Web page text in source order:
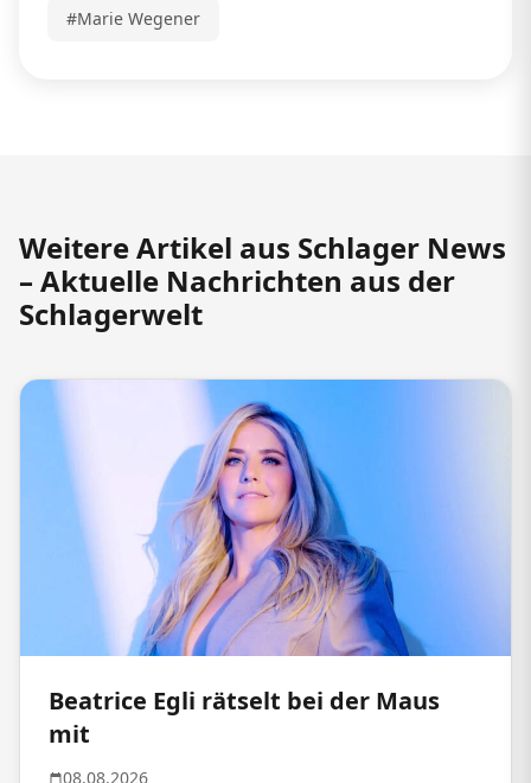
#Marie Wegener
Weitere Artikel aus Schlager News
– Aktuelle Nachrichten aus der
Schlagerwelt
Beatrice Egli rätselt bei der Maus
mit
08.08.2026